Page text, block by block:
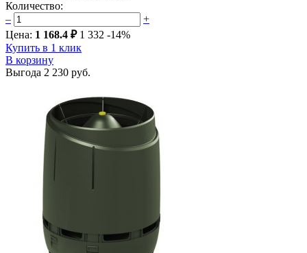
Количество:
–
+
Цена: 1 168.4 ₽ 1 332 -14%
Купить в 1 клик
В корзину
Выгода 2 230 руб.